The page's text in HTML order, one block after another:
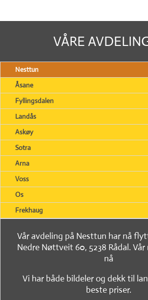
VÅRE
Nesttun
Åsane
Fyllingsdalen
Landås
Askøy
Sotra
Arna
Voss
Os
Frekhaug
Vår avdeling på Nesttun har nå
Nedre Nøttveit 60, 5238 Rådal. Vår
nå
Vi har både bildeler og dekk til
beste priser.